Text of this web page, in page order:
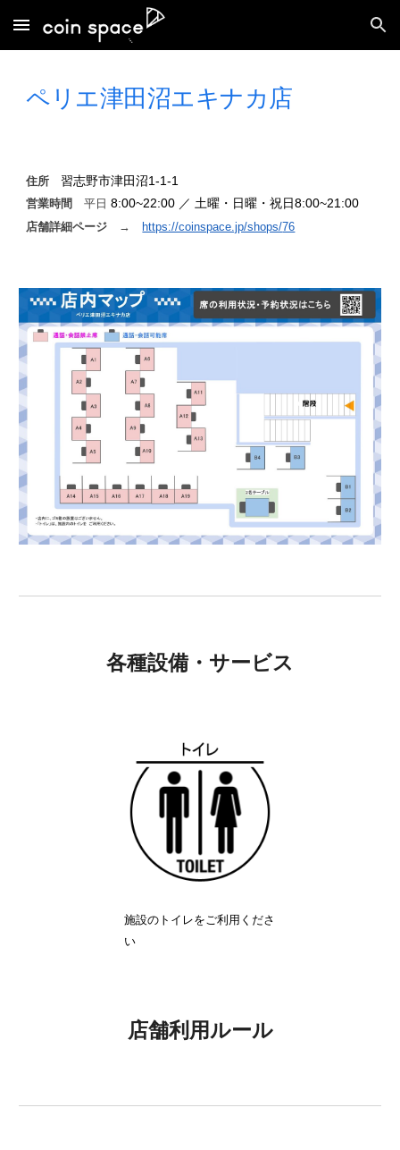
Skip to main content Skip to navigation
ペリエ津田沼エキナカ店
住所習志野市津田沼1-1-1
営業時間平日 8:00~22:00 ／ 土曜・日曜・祝日8:00~21:00
店舗詳細ページ → https://coinspace.jp/shops/76
各種設備・サービス
施設のトイレをご利用くださ
い
店舗利用ルール